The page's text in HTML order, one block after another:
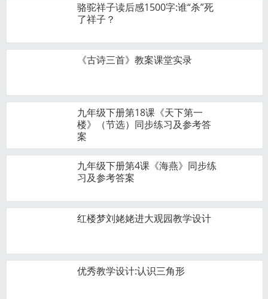
骆驼祥子读后感1500字:谁“杀”死
了祥子？
《古诗三首》教案课堂实录
九年级下册第18课《天下第一
楼》（节选）同步练习及参考答
案
九年级下册第4课《海燕》同步练
习及参考答案
红楼梦刘姥姥进大观园教学设计
优秀教学设计:认识三角形